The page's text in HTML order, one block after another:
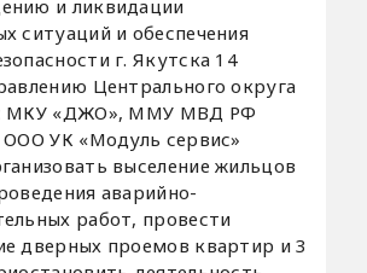
и ликвидации
ситуаций и обеспечения
г. Якутска 14
Центрального округа
МКУ «ДЖО», ММУ МВД РФ
ООО УК «Модуль сервис»
выселение жильцов
аварийно-
работ, провести
дверных проемов квартир и 3